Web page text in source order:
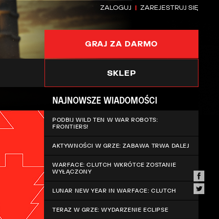
ZALOGUJ ZAREJESTRUJ SIĘ
GRAJ ZA DARMO
SKLEP
NAJNOWSZE WIADOMOŚCI
PODBIJ WILD TEN W WAR ROBOTS:
FRONTIERS!
AKTYWNOŚCI W GRZE: ZABAWA TRWA DALEJ
WARFACE: CLUTCH WKRÓTCE ZOSTANIE
WYŁĄCZONY
LUNAR NEW YEAR IN WARFACE: CLUTCH
TERAZ W GRZE: WYDARZENIE ECLIPSE